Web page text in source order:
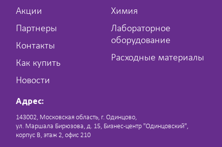
Акции
Партнеры
Контакты
Как купить
Новости
Химия
Лабораторное
оборудование
Расходные материалы
Адрес:
143002, Московская область, г. Одинцово,
ул. Маршала Бирюзова, д. 15, Бизнес-центр "Одинцовский",
корпус В, этаж 2, офис 210